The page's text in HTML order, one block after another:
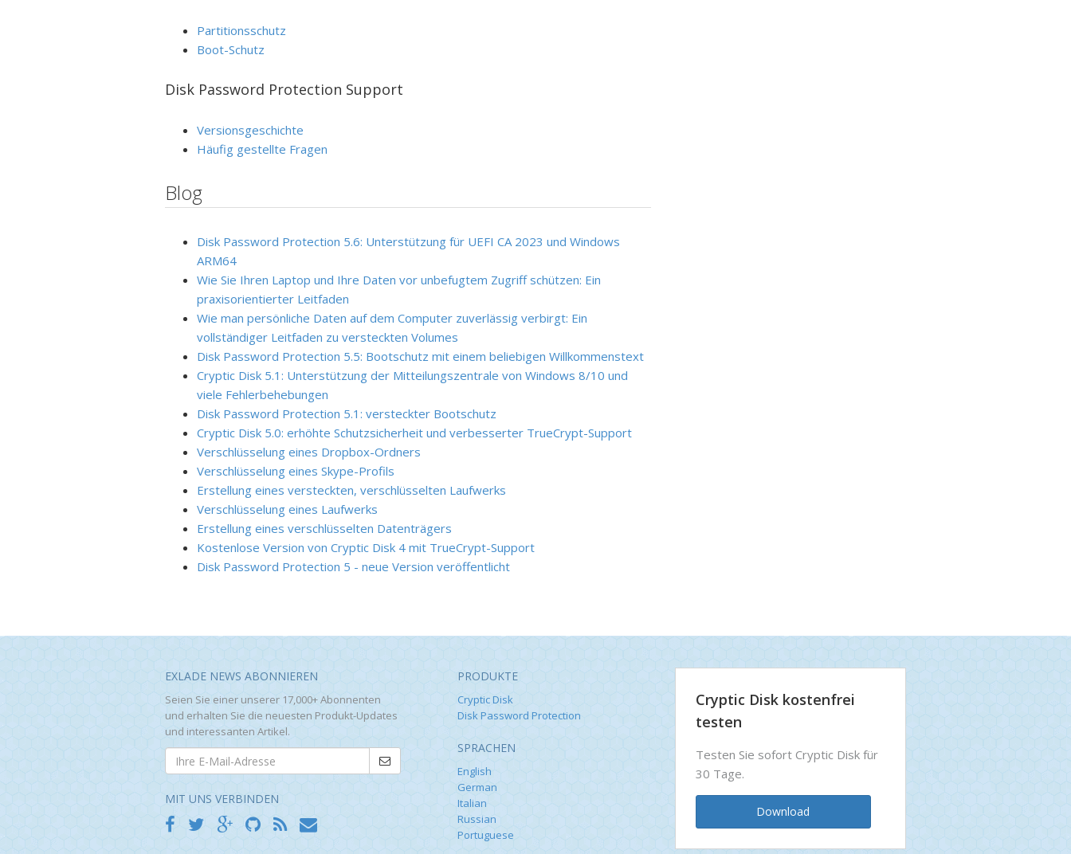
Partitionsschutz
Boot-Schutz
Disk Password Protection Support
Versionsgeschichte
Häufig gestellte Fragen
Blog
Disk Password Protection 5.6: Unterstützung für UEFI CA 2023 und Windows
ARM64
Wie Sie Ihren Laptop und Ihre Daten vor unbefugtem Zugriff schützen: Ein
praxisorientierter Leitfaden
Wie man persönliche Daten auf dem Computer zuverlässig verbirgt: Ein
vollständiger Leitfaden zu versteckten Volumes
Disk Password Protection 5.5: Bootschutz mit einem beliebigen Willkommenstext
Cryptic Disk 5.1: Unterstützung der Mitteilungszentrale von Windows 8/10 und
viele Fehlerbehebungen
Disk Password Protection 5.1: versteckter Bootschutz
Cryptic Disk 5.0: erhöhte Schutzsicherheit und verbesserter TrueCrypt-Support
Verschlüsselung eines Dropbox-Ordners
Verschlüsselung eines Skype-Profils
Erstellung eines versteckten, verschlüsselten Laufwerks
Verschlüsselung eines Laufwerks
Erstellung eines verschlüsselten Datenträgers
Kostenlose Version von Cryptic Disk 4 mit TrueCrypt-Support
Disk Password Protection 5 - neue Version veröffentlicht
EXLADE NEWS ABONNIEREN
Seien Sie einer unserer 17,000+ Abonnenten
und erhalten Sie die neuesten Produkt-Updates
und interessanten Artikel.
MIT UNS VERBINDEN
PRODUKTE
Cryptic Disk
Disk Password Protection
SPRACHEN
English
German
Italian
Russian
Portuguese
Cryptic Disk kostenfrei
testen
Testen Sie sofort Cryptic Disk für
30 Tage.
Download